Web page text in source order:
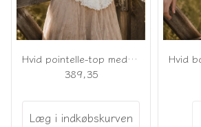
Hvid pointelle-top med blonder
389,35
Læg i indkøbskurven